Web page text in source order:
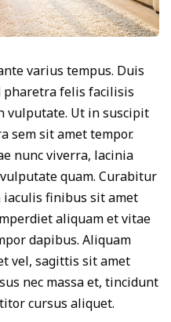
varius tempus. Duis
pharetra felis facilisis
vulputate. Ut in suscipit
sem sit amet tempor.
nunc viverra, lacinia
quam. Curabitur
finibus sit amet
aliquam et vitae
dapibus. Aliquam
vel, sagittis sit amet
nec massa et, tincidunt
cursus aliquet.